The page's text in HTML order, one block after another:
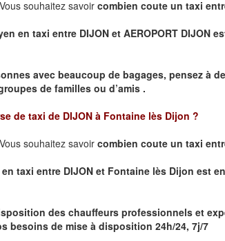
souhaitez savoir combien coute un taxi
en taxi entre DIJON et AEROPORT DIJON
avec beaucoup de bagages, pensez à
de familles ou d’amis .
de taxi de DIJON à Fontaine lès Dijon ?
souhaitez savoir combien coute un taxi
taxi entre DIJON et Fontaine lès Dijon est
des chauffeurs professionnels et
besoins de mise à disposition 24h/24, 7j/7